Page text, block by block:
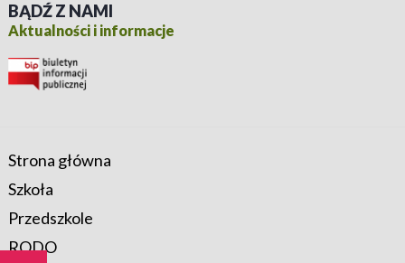
BĄDŹ Z NAMI
Aktualności i informacje
Strona główna
Szkoła
Przedszkole
RODO